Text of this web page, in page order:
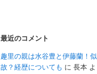
最近のコメント
趣里の親は水谷豊と伊藤蘭！
故？経歴についても に 長本 よ